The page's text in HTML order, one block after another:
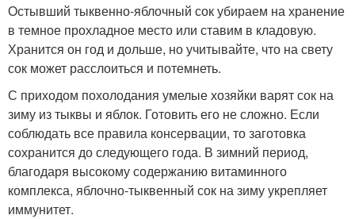
Остывший тыквенно-яблочный сок убираем на хранение
в темное прохладное место или ставим в кладовую.
Хранится он год и дольше, но учитывайте, что на свету
сок может расслоиться и потемнеть.
С приходом похолодания умелые хозяйки варят сок на
зиму из тыквы и яблок. Готовить его не сложно. Если
соблюдать все правила консервации, то заготовка
сохранится до следующего года. В зимний период,
благодаря высокому содержанию витаминного
комплекса, яблочно-тыквенный сок на зиму укрепляет
иммунитет.